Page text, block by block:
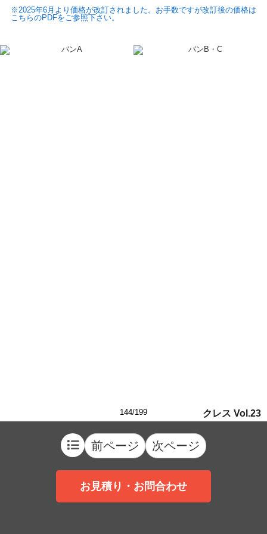
※2025年6月より価格が改訂されました。お手数ですが改訂後の価格は
こちらのPDFをご参照下さい。
144/199 クレス Vol.23
前ページ 次ページ
お見積り・お問合わせ